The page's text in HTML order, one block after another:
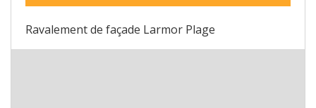
Ravalement de façade Larmor Plage